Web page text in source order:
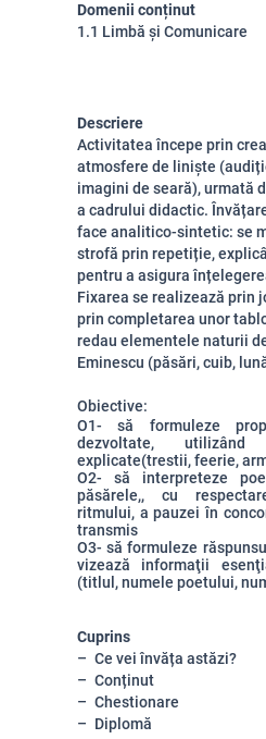
Domenii conținut
1.1 Limbă și Comunicare
Descriere
Activitatea începe prin
atmosfere de liniște
imagini de seară), urmată
a cadrului didactic.
face analitico-sintetic: se
strofă prin repetiție,
pentru a asigura
Fixarea se realizează prin
prin completarea unor
redau elementele naturii
Eminescu (păsări, cuib,
Obiective:
O1- să formuleze
dezvoltate,
explicate(trestii, feerie,
O2- să interpreteze
păsărele,, cu
ritmului, a pauzei în
transmis
O3- să formuleze
vizează informaţii
(titlul, numele poetului,
Cuprins
Ce vei învăța astăzi?
Conținut
Chestionare
Diplomă